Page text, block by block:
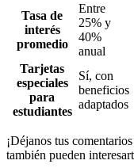
Tasa de
interés
promedio
Entre
25% y
40%
anual
Tarjetas
especiales
para
estudiantes
Sí, con
beneficios
adaptados
¡Déjanos tus
también pueden